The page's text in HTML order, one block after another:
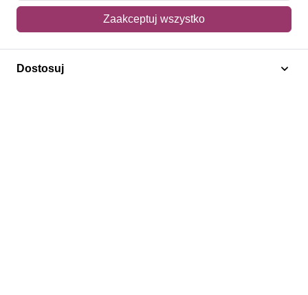
Mój koszyk
Adres dostawy
Polecamy
Zaakceptuj wszystko
Dostosuj